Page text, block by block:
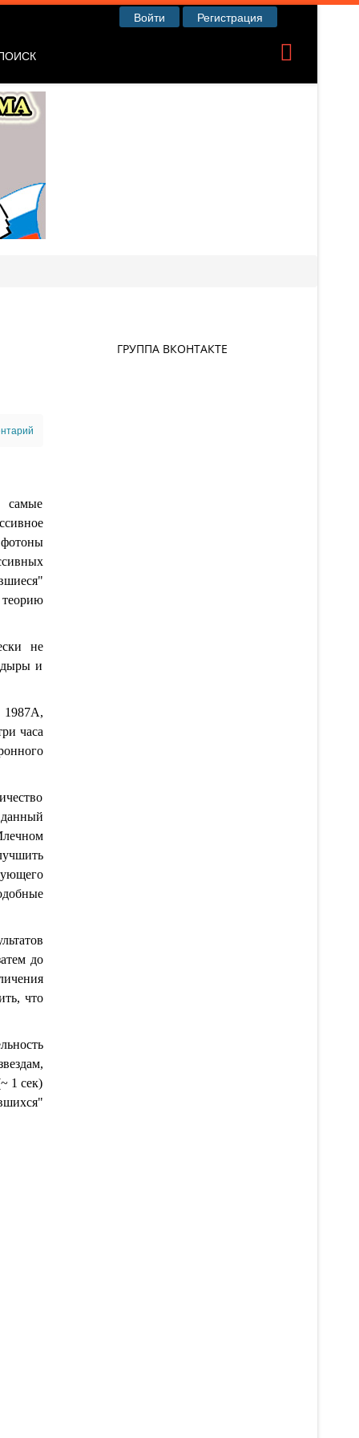
Войти Регистрация
самые
не
дыры и
1987А,
часа
до
что
1 сек)
ГРУППА ВКОНТАКТЕ